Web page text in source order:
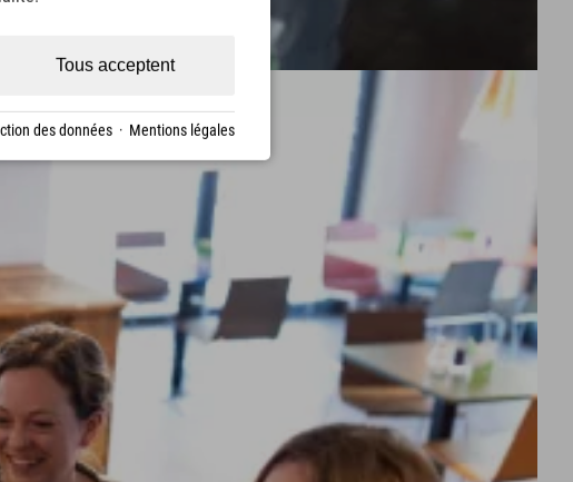
Tous acceptent
des données · Mentions légales